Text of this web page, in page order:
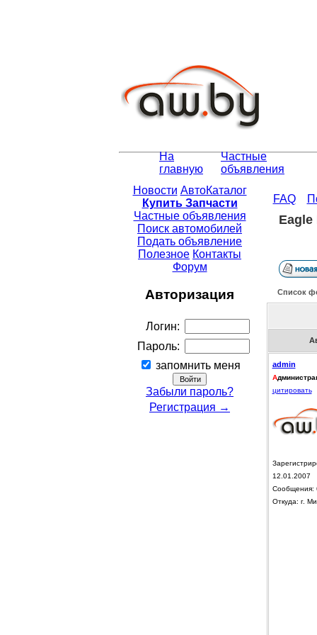
На
главную
Частные
объявления
Новости АвтоКаталог
Купить Запчасти
Частные объявления
Поиск автомобилей
Подать объявление
Полезное Контакты
Форум
Авторизация
Логин:
Пароль:
запомнить меня
Забыли пароль?
Регистрация →
FAQ
Eagle
Список
admin
А
цитировать
12.01.2007
Сообщения:
Откуда: г.